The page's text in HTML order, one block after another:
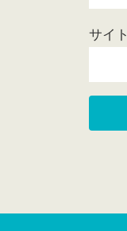
サイト